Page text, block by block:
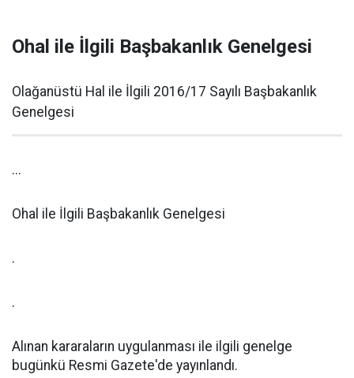
Ohal ile İlgili Başbakanlık Genelgesi
Olağanüstü Hal ile İlgili 2016/17 Sayılı Başbakanlık
Genelgesi
...
Ohal ile İlgili Başbakanlık Genelgesi
.
.
Alınan kararaların uygulanması ile ilgili genelge
bugünkü Resmi Gazete'de yayınlandı.